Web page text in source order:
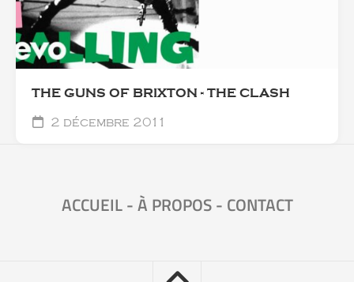
THE GUNS OF BRIXTON - THE CLASH
2 décembre 2011
ACCUEIL-À PROPOS- CONTACT